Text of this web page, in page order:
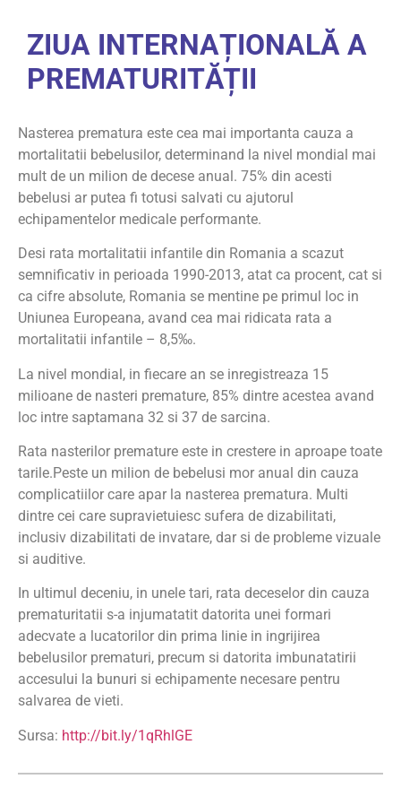
ZIUA INTERNAȚIONALĂ A
PREMATURITĂȚII
Nasterea prematura este cea mai importanta cauza a
mortalitatii bebelusilor, determinand la nivel mondial mai
mult de un milion de decese anual. 75% din acesti
bebelusi ar putea fi totusi salvati cu ajutorul
echipamentelor medicale performante.
Desi rata mortalitatii infantile din Romania a scazut
semnificativ in perioada 1990-2013, atat ca procent, cat si
ca cifre absolute, Romania se mentine pe primul loc in
Uniunea Europeana, avand cea mai ridicata rata a
mortalitatii infantile – 8,5‰.
La nivel mondial, in fiecare an se inregistreaza 15
milioane de nasteri premature, 85% dintre acestea avand
loc intre saptamana 32 si 37 de sarcina.
Rata nasterilor premature este in crestere in aproape toate
tarile.Peste un milion de bebelusi mor anual din cauza
complicatiilor care apar la nasterea prematura. Multi
dintre cei care supravietuiesc sufera de dizabilitati,
inclusiv dizabilitati de invatare, dar si de probleme vizuale
si auditive.
In ultimul deceniu, in unele tari, rata deceselor din cauza
prematuritatii s-a injumatatit datorita unei formari
adecvate a lucatorilor din prima linie in ingrijirea
bebelusilor prematuri, precum si datorita imbunatatirii
accesului la bunuri si echipamente necesare pentru
salvarea de vieti.
Sursa: http://bit.ly/1qRhlGE